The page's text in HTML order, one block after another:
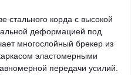
стального корда с высокой
деформацией под
многослойный брекер из
эластомерными
передачи усилий.